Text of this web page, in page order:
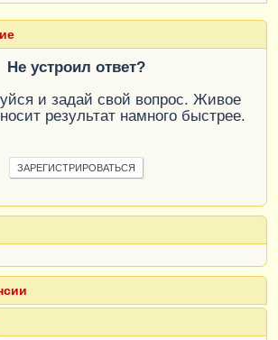
Не устроил ответ?
и задай свой вопрос. Живое
результат намного быстрее.
ЗАРЕГИСТРИРОВАТЬСЯ